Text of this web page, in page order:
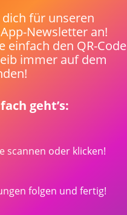
dich für unseren
Newsletter an!
einfach den QR-Code
immer auf dem
geht’s:
scannen oder klicken!
folgen und fertig!